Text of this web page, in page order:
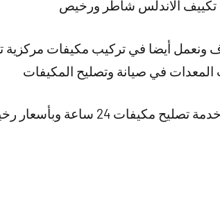
تكييف الاندلس شاطر ورخيص
أيضا في تركيب مكيفات مركزية
في صيانة وتصليح المكيفات
24 ساعة وبأسعار رخيصة.